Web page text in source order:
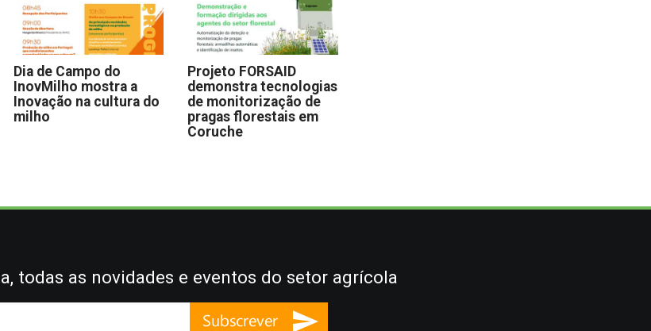
Dia de Campo do
InovMilho mostra a
Inovação na cultura do
milho
Projeto FORSAID
demonstra tecnologias
de monitorização de
pragas florestais em
Coruche
todas as novidades e eventos do setor agrícola